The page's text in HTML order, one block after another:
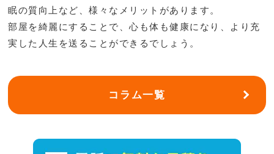
眠の質向上など、様々なメリットがあります。
部屋を綺麗にすることで、心も体も健康になり、より充
実した人生を送ることができるでしょう。
コラム一覧